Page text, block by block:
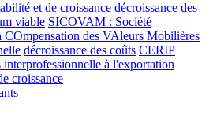
et de croissance décroissance des
viable SICOVAM : Société
COmpensation des VAleurs Mobilières
décroissance des coûts CERIP
à l'exportation
croissance